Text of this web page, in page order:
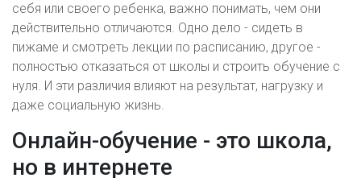
себя или своего ребенка, важно понимать, чем они
действительно отличаются. Одно дело - сидеть в
пижаме и смотреть лекции по расписанию, другое -
полностью отказаться от школы и строить обучение с
нуля. И эти различия влияют на результат, нагрузку и
даже социальную жизнь.
Онлайн-обучение - это школа,
но в интернете